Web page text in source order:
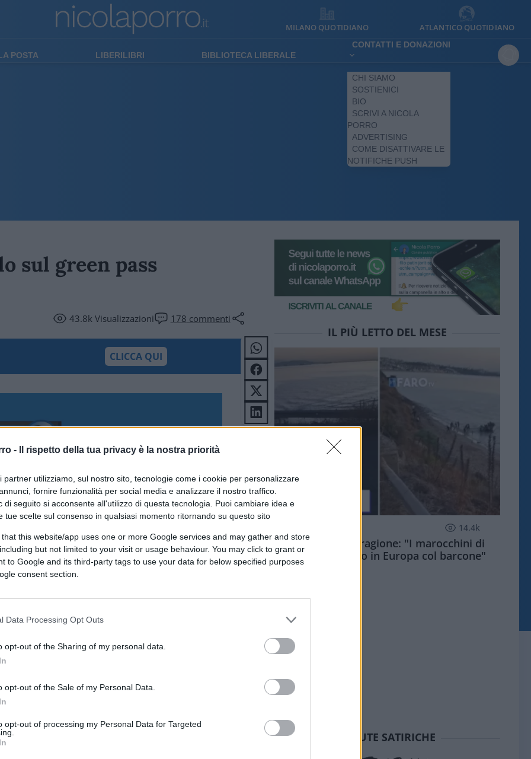
- Il rispetto della tua privacy è la nostra priorità
partner utilizziamo, sul nostro sito, tecnologie come i cookie per personalizzare
fornire funzionalità per social media e analizzare il nostro traffico.
di seguito si acconsente all'utilizzo di questa tecnologia. Puoi cambiare idea e
tue scelte sul consenso in qualsiasi momento ritornando su questo sito
that this website/app uses one or more Google services and may gather and store
but not limited to your visit or usage behaviour. You may click to grant or
to Google and its third-party tags to use your data for below specified purposes
consent section.
Data Processing Opt Outs
opt-out of the Sharing of my personal data.
opt-out of the Sale of my Personal Data.
opt-out of processing my Personal Data for Targeted
MILANO QUOTIDIANO ATLANTICO QUOTIDIANO
POSTA LIBERILIBRI BIBLIOTECA LIBERALE
CONTATTI E DONAZIONI
CHI SIAMO
SOSTIENICI
BIO
SCRIVI A NICOLA
PORRO
ADVERTISING
COME DISATTIVARE LE
NOTIFICHE PUSH
sul green pass
43.8kVisualizzazioni 178 commenti
CLICCA QUI
modo suo: “Lavoro da casa, si cambia”.
effetto green pass sui vaccini
alla scorsa settimana, dice il
nelle
IL PIÙ LETTO DEL MESE
14.4k
Meloni aveva ragione: "I marocchini di
Ceuta sbarcano in Europa col barcone"
SEDUTE SATIRICHE